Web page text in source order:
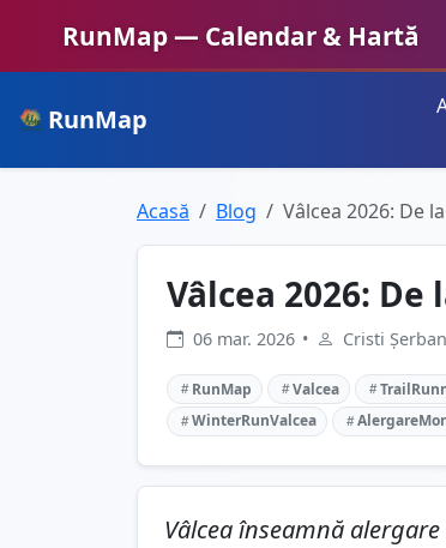
RunMap — Calendar & Hartă
RunMap
Acasă Blog Vâlcea 2026: De
Vâlcea 2026: De
06 mar. 2026 • Cristi Șerban
RunMap Valcea
WinterRunValcea
Vâlcea înseamnă